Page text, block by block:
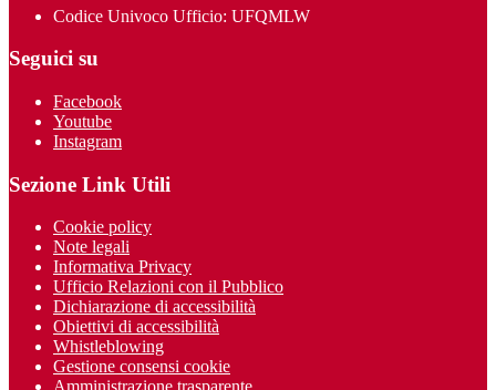
Codice Univoco Ufficio: UFQMLW
Seguici su
Facebook
Youtube
Instagram
Sezione Link Utili
Cookie policy
Note legali
Informativa Privacy
Ufficio Relazioni con il Pubblico
Dichiarazione di accessibilità
Obiettivi di accessibilità
Whistleblowing
Gestione consensi cookie